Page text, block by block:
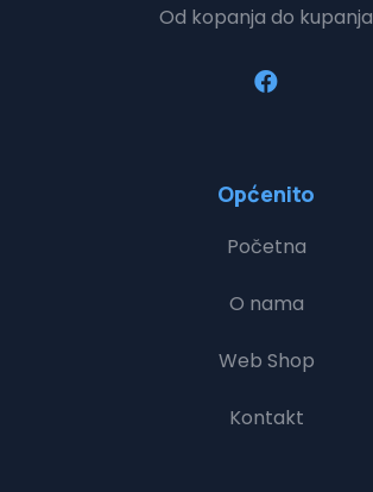
Od kopanja do kupanja
Općenito
Početna
O nama
Web Shop
Kontakt